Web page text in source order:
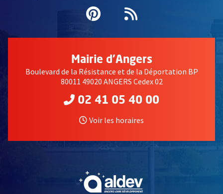
Pinterest
, Ouvre une
Flux RSS
Mairie d'Angers
Boulevard de la Résistance et de la Déportation BP
80011 49020 ANGERS Cedex 02
02 41 05 40 00
Voir les horaires